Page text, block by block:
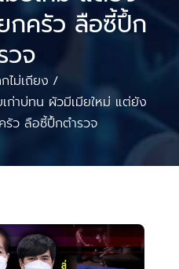
กครัว ลือซี้ปึ้ก
วจ
ไม่เถียง /
เก่าบ่ทน ผัวมีเมียใหม่ แต่ยัง
รัว ลือซี้ปึ้กตำรวจ